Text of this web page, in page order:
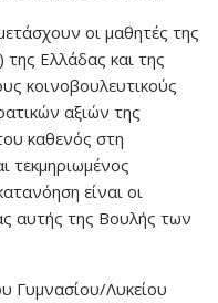
οι μαθητές της
της Ελλάδας και της
κοινοβουλευτικούς
αξιών της
καθενός στη
τεκµηριωµένος
είναι οι
αυτής της Βουλής των
Γυμνασίου/Λυκείου